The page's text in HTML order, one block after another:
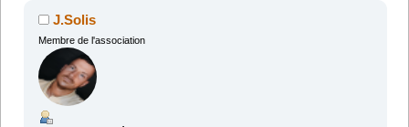
J.Solis
Membre de l'association